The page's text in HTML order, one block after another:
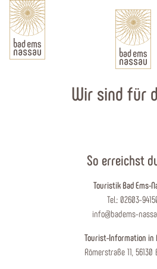
Wir sind für
So erreichst
Touristik Bad Ems-
Tel.: 02603-
info@badems-
Tourist-Information in
Römerstraße 11, 56130